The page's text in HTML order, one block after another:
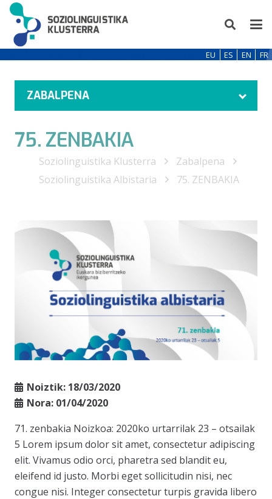
EU ES EN FR
ZABALPENA
75. ZENBAKIA
Soziolinguistika Klusterra
Zabalpena
Soziolinguistika Albistaria
75. ZENBAKIA
Noiztik: 18/03/2020
Nora: 01/04/2020
71. zenbakia Noizkoa: 2020ko urtarrilak 23 – otsailak
5 Lorem ipsum dolor sit amet, consectetur adipiscing
elit. Vivamus odio orci, pharetra sed blandit eu,
eleifend id justo. Morbi eget sollicitudin nisi, nec
congue nisi. Integer consectetur turpis gravida libero